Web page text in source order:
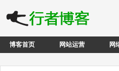
博客首页 网站运营 网